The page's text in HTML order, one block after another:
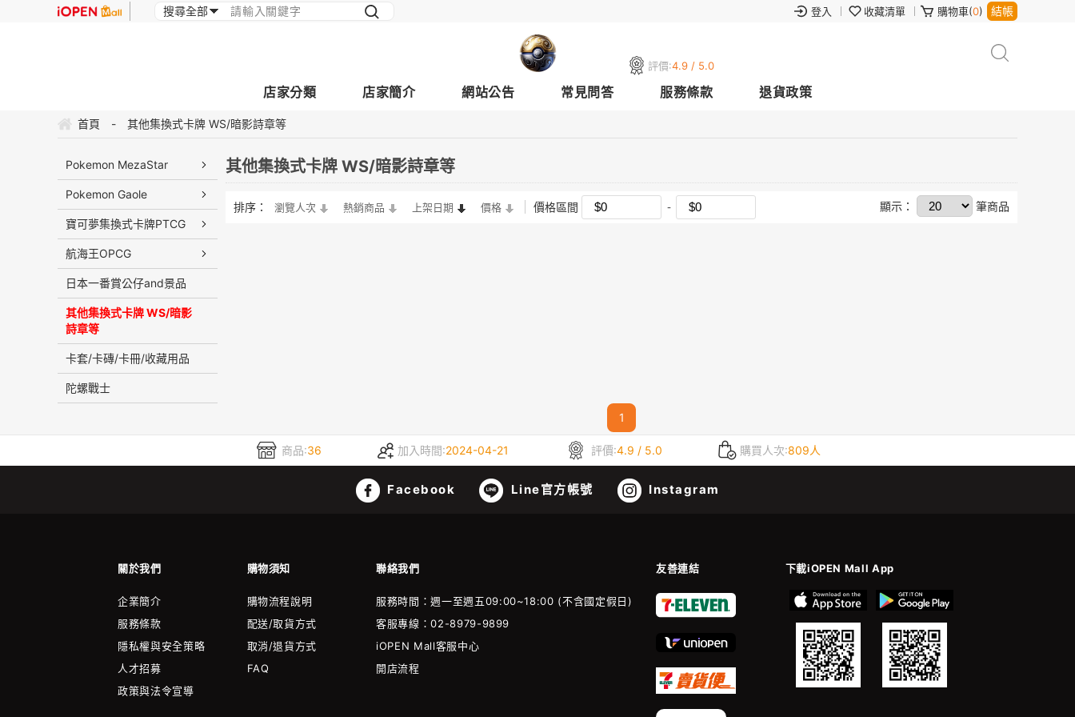
登入 收藏清單 購物車(0) 結帳
評價:4.9 / 5.0
店家分類 店家簡介 網站公告 常見問答 服務條款 退貨政策
首頁 - 其他集換式卡牌 WS/暗影詩章等
Pokemon MezaStar
Pokemon Gaole
寶可夢集換式卡牌PTCG
航海王OPCG
日本一番賞公仔and景品
其他集換式卡牌 WS/暗影
詩章等
卡套/卡磚/卡冊/收藏用品
陀螺戰士
其他集換式卡牌 WS/暗影詩章等
排序： 瀏覽人次 熱銷商品 上架日期 價格 價格區間 顯示： 筆商品
1
商品:36 加入時間:2024-04-21 評價:4.9 / 5.0 購買人次:809人
Facebook Line官方帳號 Instagram
關於我們 購物須知 聯絡我們 友善連結 下載iOPEN Mall App
企業簡介
服務條款
隱私權與安全策略
人才招募
政策與法令宣導
購物流程說明
配送/取貨方式
取消/退貨方式
FAQ
服務時間：週一至週五09:00~18:00 (不含國定假日)
客服專線：02-8979-9899
iOPEN Mall客服中心
開店流程